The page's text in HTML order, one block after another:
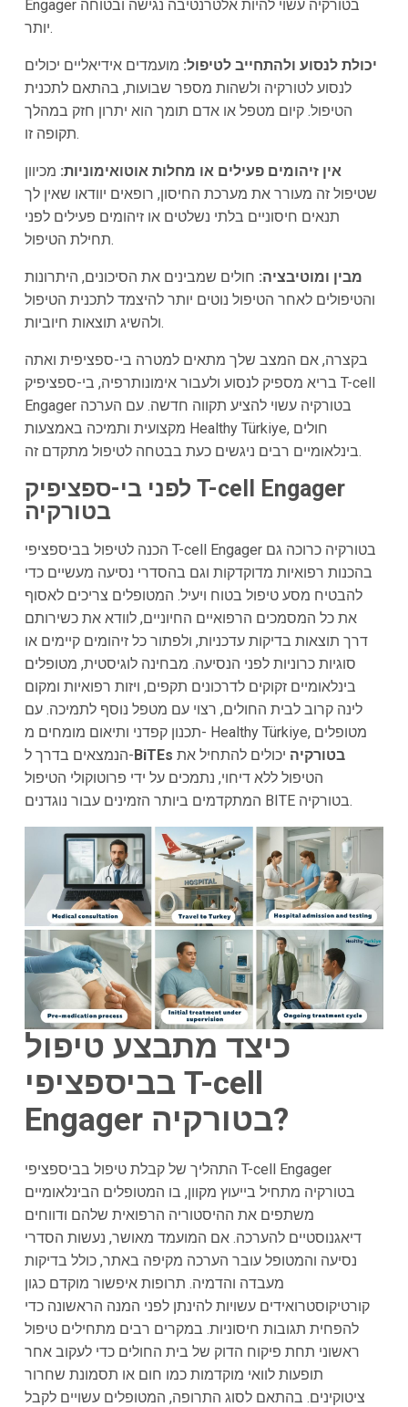
Engager בטורקיה עשוי להיות אלטרנטיבה נגישה ובטוחה
יותר.
יכולת לנסוע ולהתחייב לטיפול: מועמדים אידיאליים יכולים
לנסוע לטורקיה ולשהות מספר שבועות, בהתאם לתכנית
הטיפול. קיום מטפל או אדם תומך הוא יתרון חזק במהלך
תקופה זו.
אין זיהומים פעילים או מחלות אוטואימוניות: מכיוון
שטיפול זה מעורר את מערכת החיסון, רופאים יוודאו שאין לך
תנאים חיסוניים בלתי נשלטים או זיהומים פעילים לפני
תחילת הטיפול.
מבין ומוטיבציה: חולים שמבינים את הסיכונים, היתרונות
והטיפולים לאחר הטיפול נוטים יותר להיצמד לתכנית הטיפול
ולהשיג תוצאות חיוביות.
בקצרה, אם המצב שלך מתאים למטרה בי-ספציפית ואתה
בריא מספיק לנסוע ולעבור אימונותרפיה, בי-ספציפיק T-cell
Engager בטורקיה עשוי להציע תקווה חדשה. עם הערכה
מקצועית ותמיכה באמצעות Healthy Türkiye, חולים
בינלאומיים רבים ניגשים כעת בבטחה לטיפול מתקדם זה.
לפני בי-ספציפיק T-cell Engager
בטורקיה
הכנה לטיפול בביספציפי T-cell Engager בטורקיה כרוכה גם
בהכנות רפואיות מדוקדקות וגם בהסדרי נסיעה מעשיים כדי
להבטיח מסע טיפול בטוח ויעיל. המטופלים צריכים לאסוף
את כל המסמכים הרפואיים החיוניים, לוודא את כשירותם
דרך תוצאות בדיקות עדכניות, ולפתור כל זיהומים קיימים או
סוגיות כרוניות לפני הנסיעה. מבחינה לוגיסטית, מטופלים
בינלאומיים זקוקים לדרכונים תקפים, ויזות רפואיות ומקום
לינה קרוב לבית החולים, רצוי עם מטפל נוסף לתמיכה. עם
תכנון קפדני ותיאום מומחים מ- Healthy Türkiye, מטופלים
הנמצאים בדרך ל-
BiTEs בטורקיה יכולים להתחיל את
הטיפול ללא דיחוי, נתמכים על ידי פרוטוקולי הטיפול
המתקדמים ביותר הזמינים עבור נוגדנים BITE בטורקיה.
כיצד מתבצע טיפול
בביספציפי T-cell
Engager בטורקיה?
התהליך של קבלת טיפול בביספציפי T-cell Engager
בטורקיה מתחיל בייעוץ מקוון, בו המטופלים הבינלאומיים
משתפים את ההיסטוריה הרפואית שלהם ודווחים
דיאגנוסטיים להערכה. אם המועמד מאושר, נעשות הסדרי
נסיעה והמטופל עובר הערכה מקיפה באתר, כולל בדיקות
מעבדה והדמיה. תרופות איפשור מוקדם כגון
קורטיקוסטרואידים עשויות להינתן לפני המנה הראשונה כדי
להפחית תגובות חיסוניות. במקרים רבים מתחילים טיפול
ראשוני תחת פיקוח הדוק של בית החולים כדי לעקוב אחר
תופעות לוואי מוקדמות כמו חום או תסמונת שחרור
ציטוקינים. בהתאם לסוג התרופה, המטופלים עשויים לקבל